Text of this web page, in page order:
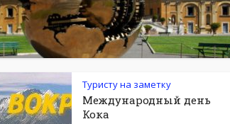
Туристу на заметку
Международный день
Кока